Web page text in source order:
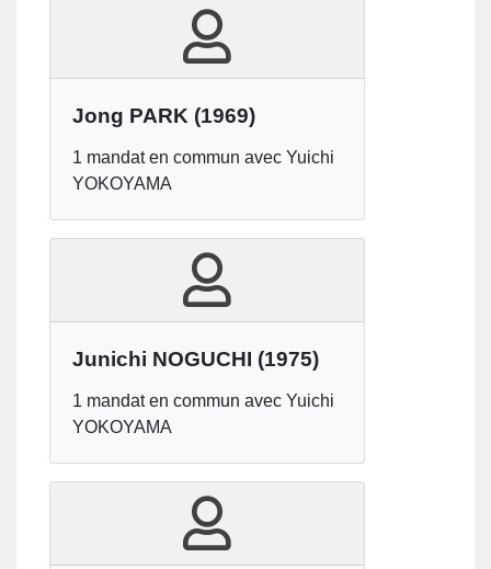
Jong PARK (1969)
1 mandat en commun avec Yuichi
YOKOYAMA
Junichi NOGUCHI (1975)
1 mandat en commun avec Yuichi
YOKOYAMA